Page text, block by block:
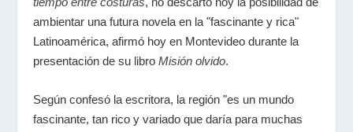
ambientar una futura novela en la "fascinante y rica"
Latinoamérica, afirmó hoy en Montevideo durante la
presentación de su libroMisión olvido.
Según confesó la escritora, la región "es un mundo
fascinante, tan rico y variado que daría para muchas